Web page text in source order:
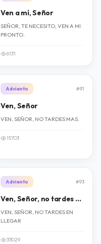
Ven a mí, Señor
SEÑOR, TE NECESITO, VEN A MI
PRONTO.
6131
Adviento #91
Ven, Señor
VEN, SEÑOR, NO TARDES MAS.
15703
Adviento #93
Ven, Señor, no tardes en llegar
VEN, SEÑOR, NO TARDES EN
LLEGAR
33029